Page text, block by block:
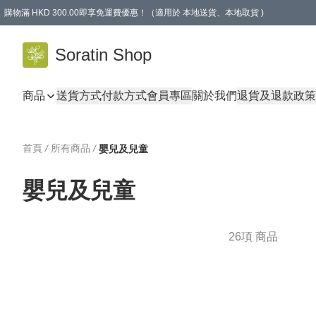
購物滿 HKD 300.00即享免運費優惠！（適用於 本地送貨、本地取貨 )
Soratin Shop
商品 送貨方式付款方式會員專區關於我們退貨及退款政策
首頁 / 所有商品 / 嬰兒及兒童
嬰兒及兒童
26項 商品